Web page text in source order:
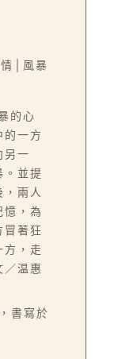
│風暴
的心
的一方
另一
。並提
兩人
憶，為
冒著狂
方，走
／温惠
書寫於